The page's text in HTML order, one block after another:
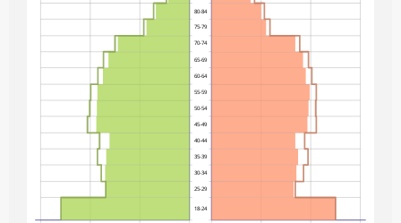
18-24
25-29
30-34
35-39
40-44
45-49
50-54
55-59
60-64
65-69
70-74
75-79
80-84